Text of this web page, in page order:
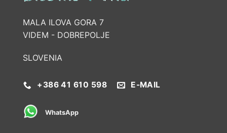
MALA ILOVA GORA 7
VIDEM - DOBREPOLJE
SLOVENIA
+386 41 610 598 E-MAIL
WhatsApp